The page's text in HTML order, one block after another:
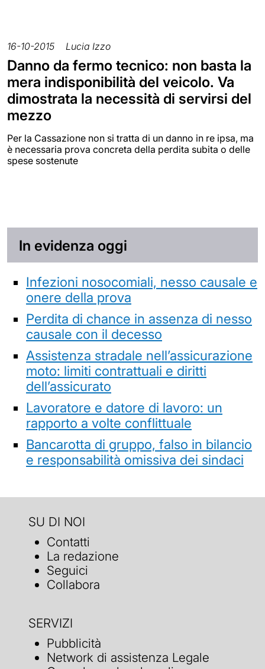
16-10-2015 Lucia Izzo
Danno da fermo tecnico: non basta la
mera indisponibilità del veicolo. Va
dimostrata la necessità di servirsi del
mezzo
Per la Cassazione non si tratta di un danno in re ipsa, ma
è necessaria prova concreta della perdita subita o delle
spese sostenute
In evidenza oggi
Infezioni nosocomiali, nesso causale e
onere della prova
Perdita di chance in assenza di nesso
causale con il decesso
Assistenza stradale nell’assicurazione
moto: limiti contrattuali e diritti
dell’assicurato
Lavoratore e datore di lavoro: un
rapporto a volte conflittuale
Bancarotta di gruppo, falso in bilancio
e responsabilità omissiva dei sindaci
SU DI NOI
Contatti
La redazione
Seguici
Collabora
SERVIZI
Pubblicità
Network di assistenza Legale